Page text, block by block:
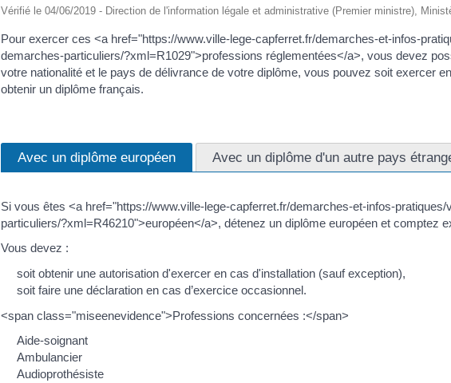
Vérifié le 04/06/2019 - Direction de l'information légale et administrative (Premier ministre),
Pour exercer ces <a href="https://www.ville-lege-capferret.fr/demarches-et-infos-
demarches-particuliers/?xml=R1029">professions réglementées</a>, vous devez
votre nationalité et le pays de délivrance de votre diplôme, vous pouvez soit exercer
obtenir un diplôme français.
Avec un diplôme européen Avec un diplôme d'un autre pays
Si vous êtes <a href="https://www.ville-lege-capferret.fr/demarches-et-infos-
particuliers/?xml=R46210">européen</a>, détenez un diplôme européen et comptez
Vous devez :
soit obtenir une autorisation d'exercer en cas d'installation (sauf exception),
soit faire une déclaration en cas d’exercice occasionnel.
<span class="miseenevidence">Professions concernées :</span>
Aide-soignant
Ambulancier
Audioprothésiste